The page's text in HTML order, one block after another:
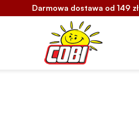
Darmowa dostawa od 149 zł